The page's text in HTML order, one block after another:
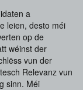
a
leien, desto méi
op de
wéinst der
vun der
Relevanz vun
sinn. Méi